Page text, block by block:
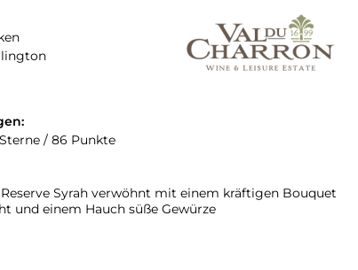
/ 86 Punkte
Syrah verwöhnt mit einem kräftigen Bouquet
und einem Hauch süße Gewürze